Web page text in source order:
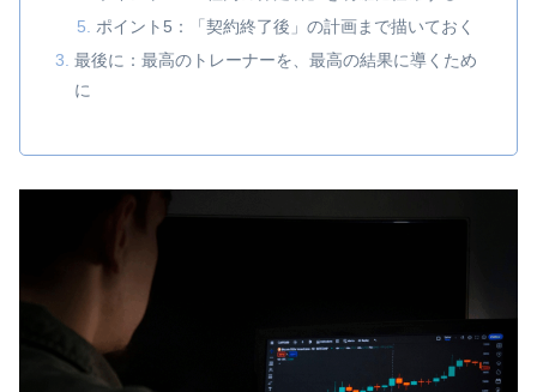
ポイント5：「契約終了後」の計画まで描いておく
最後に：最高のトレーナーを、最高の結果に導くため
に